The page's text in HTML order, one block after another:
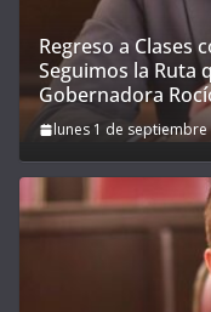
Regreso a Clases
Seguimos la Ruta
Gobernadora
lunes 1 de septiembre